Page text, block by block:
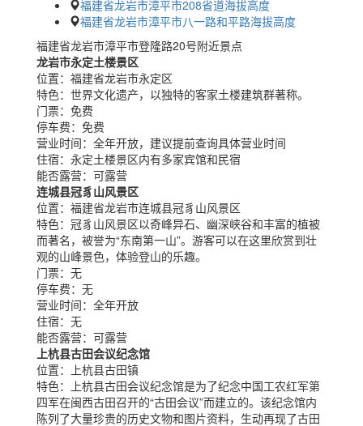
福建省龙岩市漳平市208省道海拔高度
福建省龙岩市漳平市八一路和平路海拔高度
福建省龙岩市漳平市登隆路20号附近景点
龙岩市永定土楼景区
位置： 福建省龙岩市永定区
特色： 世界文化遗产，以独特的客家土楼建筑群著称。
门票： 免费
停车费： 免费
营业时间： 全年开放，建议提前查询具体营业时间
住宿： 永定土楼景区内有多家宾馆和民宿
能否露营： 可露营
连城县冠豸山风景区
位置： 福建省龙岩市连城县冠豸山风景区
特色： 冠豸山风景区以奇峰异石、幽深峡谷和丰富的植被
而著名，被誉为“东南第一山”。游客可以在这里欣赏到壮
观的山峰景色，体验登山的乐趣。
门票： 无
停车费： 无
营业时间： 全年开放
住宿： 无
能否露营： 可露营
上杭县古田会议纪念馆
位置：
上杭县古田镇
特色：
上杭县古田会议纪念馆是为了纪念中国工农红军第
四军在闽西古田召开的“古田会议”而建立的。该纪念馆内
陈列了大量珍贵的历史文物和图片资料，生动再现了古田